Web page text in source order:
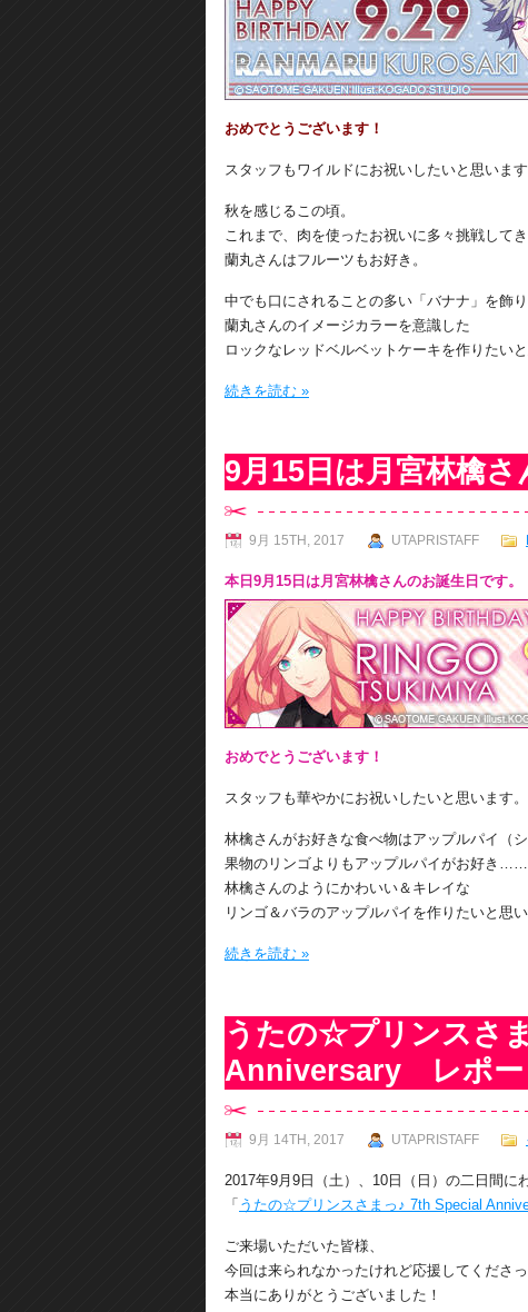
おめでとうございます！
スタッフもワイルドにお祝いしたいと思います
秋を感じるこの頃。
これまで、肉を使ったお祝いに多々挑戦してき
蘭丸さんはフルーツもお好き。
中でも口にされることの多い「バナナ」を飾り
蘭丸さんのイメージカラーを意識した
ロックなレッドベルベットケーキを作りたいと
続きを読む »
9月15日は月宮林檎さ
9月 15TH, 2017 UTAPRISTAFF
本日9月15日は月宮林檎さんのお誕生日です。
おめでとうございます！
スタッフも華やかにお祝いしたいと思います。
林檎さんがお好きな食べ物はアップルパイ（シ
果物のリンゴよりもアップルパイがお好き……
林檎さんのようにかわいい＆キレイな
リンゴ＆バラのアップルパイを作りたいと思い
続きを読む »
うたの☆プリンスさ
Anniversary レポー
9月 14TH, 2017 UTAPRISTAFF
2017年9月9日（土）、10日（日）の二日間に
「 うたの☆プリンスさまっ♪ 7th Special
ご来場いただいた皆様、
今回は来られなかったけれど応援してくださっ
本当にありがとうございました！